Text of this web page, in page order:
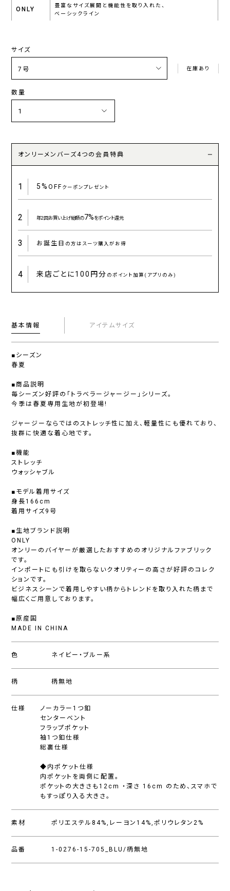
ONLY
豊富なサイズ展開と機能性を取り入れた、
ベーシックライン
サイズ
在庫あり
数量
オンリーメンバーズ4つの会員特典
1 5%OFFクーポンプレゼント
2 年2回お買い上げ総額の7%をポイント還元
3 お誕生日 の方はスーツ購入がお得
4 来店ごとに100円分 のポイント加算(アプリのみ)
基本情報 アイテムサイズ
■シーズン
春夏
■商品説明
毎シーズン好評の「トラベラージャージー」シリーズ。
今季は春夏専用生地が初登場!
ジャージーならではのストレッチ性に加え、軽量性にも優れており、
抜群に快適な着心地です。
■機能
ストレッチ
ウォッシャブル
■モデル着用サイズ
身長166cm
着用サイズ9号
■生地ブランド説明
ONLY
オンリーのバイヤーが厳選したおすすめのオリジナルファブリック
です。
インポートにも引けを取らないクオリティーの高さが好評のコレク
ションです。
ビジネスシーンで着用しやすい柄からトレンドを取り入れた柄まで
幅広くご用意しております。
■原産国
MADE IN CHINA
色 ネイビー・ブルー系
柄 柄無地
仕様
ノーカラー1つ釦
センターベント
フラップポケット
袖1つ釦仕様
総裏仕様
◆内ポケット仕様
内ポケットを両側に配置。
ポケットの大きさも12cm ・深さ 16cm のため、スマホで
もすっぽり入る大きさ。
素材 ポリエステル84%,レーヨン14%,ポリウレタン2%
品番 1-0276-15-705_BLU/柄無地